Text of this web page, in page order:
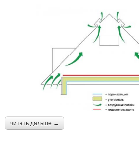
читать дальше →